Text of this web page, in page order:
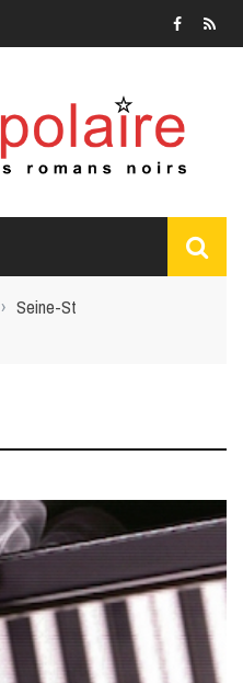
› Seine-St